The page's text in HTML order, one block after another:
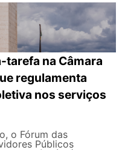
na Câmara
regulamenta
nos serviços
o Fórum das
Públicos